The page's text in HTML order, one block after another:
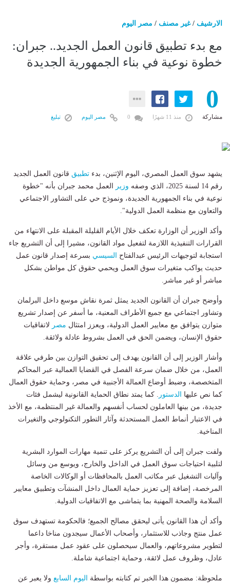
الارشيف /غير مصنف / مصر اليوم
مع بدء تطبيق قانون العمل الجديد.. جبران:
خطوة نوعية في بناء الجمهورية الجديدة
0
مشاركة منذ 11 شهرًا مصر اليوم تبليغ
يشهد سوق العمل المصري، اليوم الإثنين، بدء تطبيق قانون العمل الجديد
رقم 14 لسنة 2025، الذي وصفه
وزير
العمل محمد جبران بأنه "خطوة
نوعية في بناء الجمهورية الجديدة، ونموذج حي على التشاور الاجتماعي
والتعاون مع منظمة العمل الدولية".
وأكد الوزير أن الوزارة تعكف خلال الأيام القليلة المقبلة على الانتهاء من
القرارات التنفيذية اللازمة لتفعيل مواد القانون، مشيرا إلى أن التشريع جاء
استجابة لتوجيهات الرئيس عبدالفتاح
السيسي بسرعة إصدار قانون عمل
حديث يواكب متغيرات سوق العمل ويحمي حقوق كل مواطن بشكل
مباشر أو غير مباشر.
وأوضح جبران أن القانون الجديد يمثل ثمرة نقاش موسع داخل البرلمان
وتشاور اجتماعي مع جميع الأطراف المعنية، ما أسفر عن إصدار تشريع
متوازن يتوافق مع معايير العمل الدولية، ويعزز امتثال مصر لاتفاقيات
حقوق الإنسان، ويضمن الحق في العمل بشروط عادلة ولائقة.
وأشار الوزير إلى أن القانون يهدف إلى تحقيق التوازن بين طرفي علاقة
العمل، من خلال ضمان سرعة الفصل في القضايا العمالية عبر المحاكم
المتخصصة، وضبط أوضاع العمالة الأجنبية في مصر، وحماية حقوق العمال
كما نص عليها
الدستور . كما يمتد نطاق الحماية القانونية ليشمل فئات
جديدة، من بينها العاملون لحساب أنفسهم والعمالة غير المنتظمة، مع الأخذ
في الاعتبار أنماط العمل المستحدثة وآثار التطور التكنولوجي والتغيرات
المناخية.
ولفت جبران إلى أن التشريع يركز على تنمية مهارات الموارد البشرية
لتلبية احتياجات سوق العمل في الداخل والخارج، ويوسع من وسائل
وآليات التشغيل عبر مكاتب العمل بالمحافظات أو الوكالات الخاصة
المرخصة، إضافة إلى تعزيز حماية العمال داخل المنشآت وتطبيق معايير
السلامة والصحة المهنية بما يتماشى مع الاتفاقيات الدولية.
وأكد أن هذا القانون يأتى ليحقق مصالح الجميع؛ فالحكومة تستهدف سوق
عمل منتج وجاذب للاستثمار، وأصحاب الأعمال سيجدون مناخا داعما
لتطوير مشروعاتهم، والعمال سيحصلون على عقود عمل مستقرة، وأجر
عادل، وظروف عمل لائقة، وحماية اجتماعية شاملة.
ملحوظة: مضمون هذا الخبر تم كتابته بواسطة اليوم السابع ولا يعبر عن